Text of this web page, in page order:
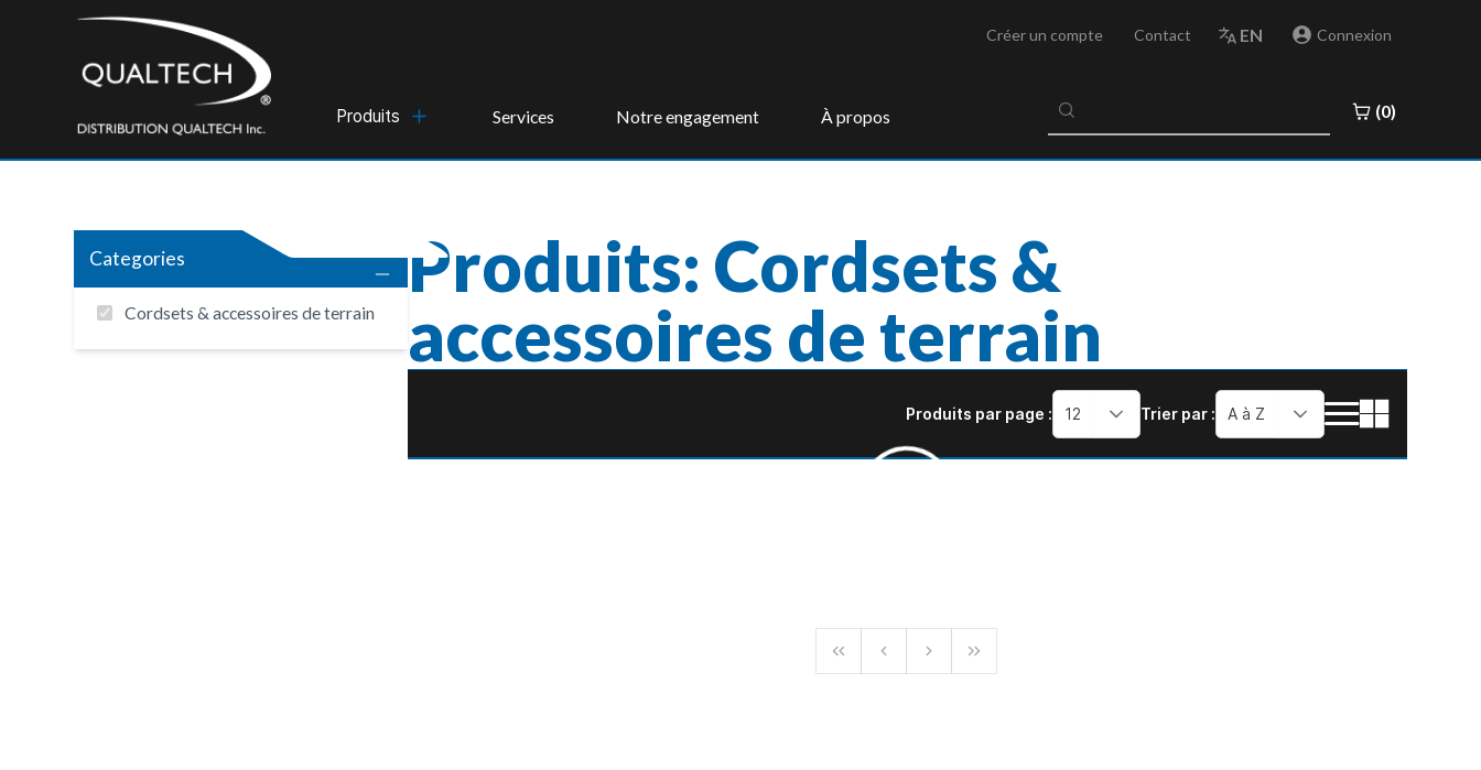
Créer un compte Contact EN Connexion
Produits Services Notre engagement À propos
results
(0)
Categories
Cordsets & accessoires de terrain
Produits: Cordsets &
accessoires de terrain
Produits par page : 12 Trier par : A à Z